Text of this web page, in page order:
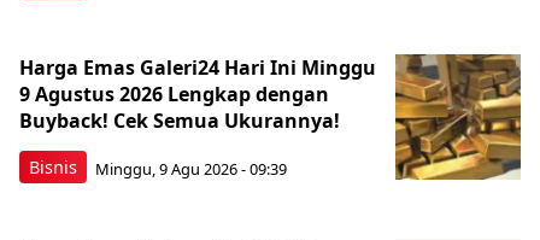
Bisnis
Harga Emas Galeri24 Hari Ini Minggu
9 Agustus 2026 Lengkap dengan
Buyback! Cek Semua Ukurannya!
Minggu, 9 Agu 2026 - 09:39